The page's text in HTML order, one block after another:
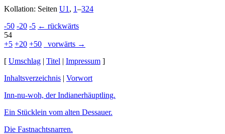
Kollation: Seiten U1 , 1–324
-50 -20 -5 ← rückwärts
54
+5 +20 +50
vorwärts →
[ Umschlag | Titel | Impressum ]
Inhaltsverzeichnis | Vorwort
Inn-nu-woh, der Indianer­häupt­ling.
Ein Stücklein vom alten Des­sau­er.
Die Fastnachtsnarren.